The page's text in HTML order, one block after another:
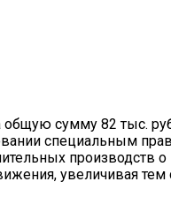
сумму 82 тыс.
специальным
увеличивая